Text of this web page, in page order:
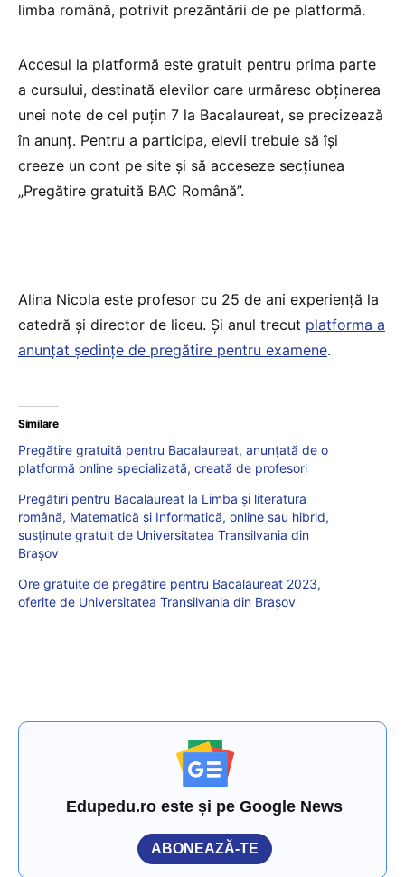
limba română, potrivit prezăntării de pe platformă.
Accesul la platformă este gratuit pentru prima parte
a cursului, destinată elevilor care urmăresc obținerea
unei note de cel puțin 7 la Bacalaureat, se precizează
în anunț. Pentru a participa, elevii trebuie să își
creeze un cont pe site și să acceseze secțiunea
„Pregătire gratuită BAC Română”.
Alina Nicola este profesor cu 25 de ani experiență la
catedră și director de liceu. Și anul trecut platforma a
anunțat ședințe de pregătire pentru examene.
Similare
Pregătire gratuită pentru Bacalaureat, anunțată de o
platformă online specializată, creată de profesori
Pregătiri pentru Bacalaureat la Limba și literatura
română, Matematică și Informatică, online sau hibrid,
susținute gratuit de Universitatea Transilvania din
Brașov
Ore gratuite de pregătire pentru Bacalaureat 2023,
oferite de Universitatea Transilvania din Brașov
Edupedu.ro este și pe Google News
ABONEAZĂ-TE